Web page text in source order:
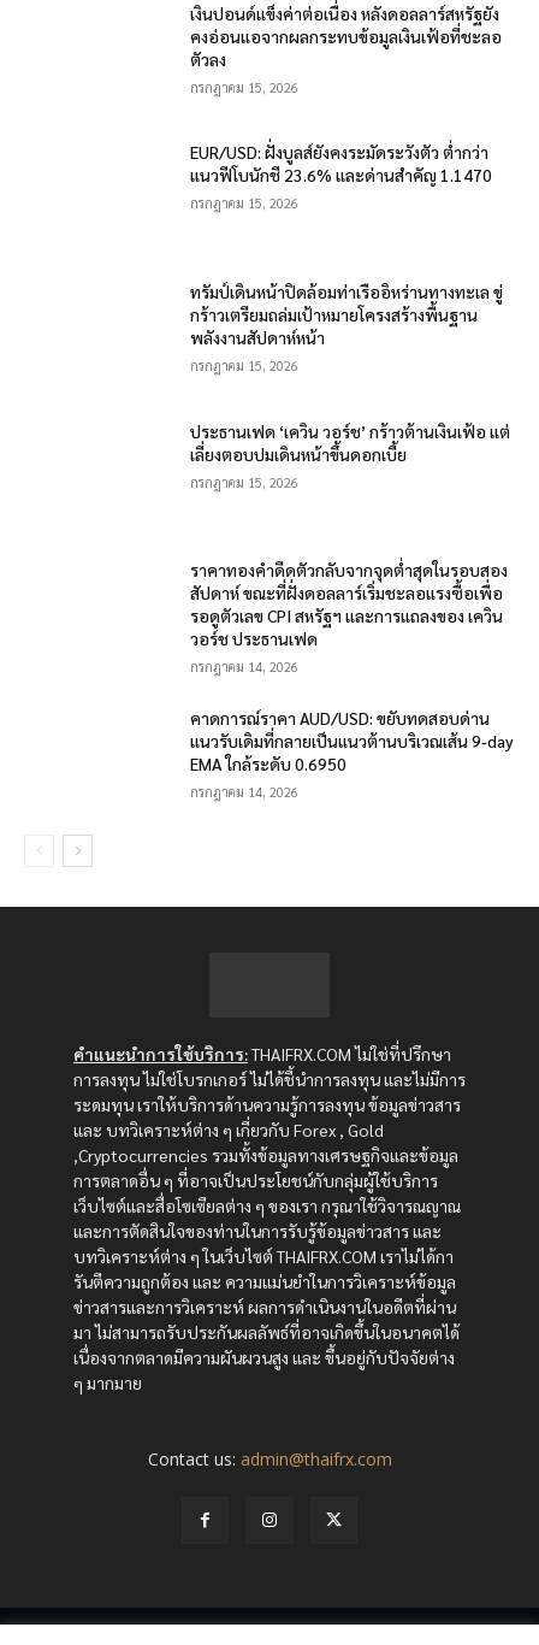
เงินปอนด์แข็งค่าต่อเนื่อง หลังดอลลาร์สหรัฐยัง
คงอ่อนแอจากผลกระทบข้อมูลเงินเฟ้อที่ชะลอ
ตัวลง
กรกฎาคม 15, 2026
EUR/USD: ฝั่งบูลส์ยังคงระมัดระวังตัว ต่ำกว่า
แนวฟีโบนักชี 23.6% และด่านสำคัญ 1.1470
กรกฎาคม 15, 2026
ทรัมป์เดินหน้าปิดล้อมท่าเรืออิหร่านทางทะเล ขู่
กร้าวเตรียมถล่มเป้าหมายโครงสร้างพื้นฐาน
พลังงานสัปดาห์หน้า
กรกฎาคม 15, 2026
ประธานเฟด ‘เควิน วอร์ช’ กร้าวต้านเงินเฟ้อ แต่
เลี่ยงตอบปมเดินหน้าขึ้นดอกเบี้ย
กรกฎาคม 15, 2026
ราคาทองคำดีดตัวกลับจากจุดต่ำสุดในรอบสอง
สัปดาห์ ขณะที่ฝั่งดอลลาร์เริ่มชะลอแรงซื้อเพื่อ
รอดูตัวเลข CPI สหรัฐฯ และการแถลงของ เควิน
วอร์ช ประธานเฟด
กรกฎาคม 14, 2026
คาดการณ์ราคา AUD/USD: ขยับทดสอบด่าน
แนวรับเดิมที่กลายเป็นแนวต้านบริเวณเส้น 9-day
EMA ใกล้ระดับ 0.6950
กรกฎาคม 14, 2026
คำแนะนำการใช้บริการ:THAIFRX.COM ไม่ใช่ที่ปรึกษา
การลงทุน ไม่ใช่โบรกเกอร์ ไม่ได้ชี้นำการลงทุน และไม่มีการ
ระดมทุน เราให้บริการด้านความรู้การลงทุน ข้อมูลข่าวสาร
และ บทวิเคราะห์ต่าง ๆ เกี่ยวกับ Forex , Gold
,Cryptocurrencies รวมทั้งข้อมูลทางเศรษฐกิจและข้อมูล
การตลาดอื่น ๆ ที่อาจเป็นประโยชน์กับกลุ่มผู้ใช้บริการ
เว็บไซต์และสื่อโซเซียลต่าง ๆ ของเรา กรุณาใช้วิจารณญาณ
และการตัดสินใจของท่านในการรับรู้ข้อมูลข่าวสาร และ
บทวิเคราะห์ต่าง ๆ ในเว็บไซต์ THAIFRX.COM เราไม่ได้กา
รันตีความถูกต้อง และ ความแม่นยำในการวิเคราะห์ข้อมูล
ข่าวสารและการวิเคราะห์ ผลการดำเนินงานในอดีตที่ผ่าน
มา ไม่สามารถรับประกันผลลัพธ์ที่อาจเกิดขึ้นในอนาคตได้
เนื่องจากตลาดมีความผันผวนสูง และ ขึ้นอยู่กับปัจจัยต่าง
ๆ มากมาย
Contact us: admin@thaifrx.com